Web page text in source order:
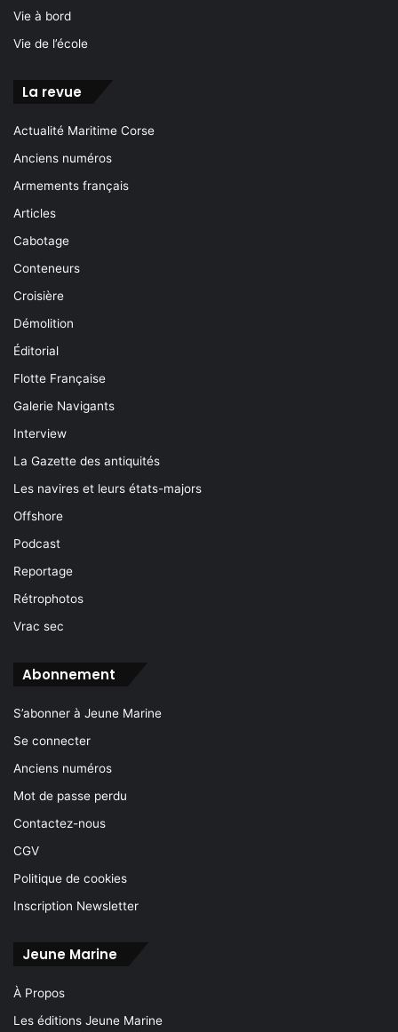
Vie à bord
Vie de l’école
La revue
Actualité Maritime Corse
Anciens numéros
Armements français
Articles
Cabotage
Conteneurs
Croisière
Démolition
Éditorial
Flotte Française
Galerie Navigants
Interview
La Gazette des antiquités
Les navires et leurs états-majors
Offshore
Podcast
Reportage
Rétrophotos
Vrac sec
Abonnement
S’abonner à Jeune Marine
Se connecter
Anciens numéros
Mot de passe perdu
Contactez-nous
CGV
Politique de cookies
Inscription Newsletter
Jeune Marine
À Propos
Les éditions Jeune Marine